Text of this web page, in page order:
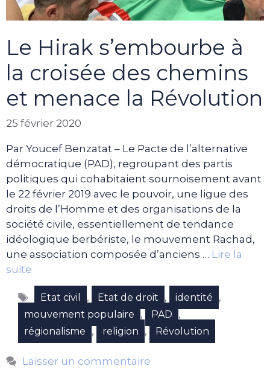
Le Hirak s’embourbe à
la croisée des chemins
et menace la Révolution
25 février 2020
Par Youcef Benzatat – Le Pacte de l’alternative
démocratique (PAD), regroupant des partis
politiques qui cohabitaient sournoisement avant
le 22 février 2019 avec le pouvoir, une ligue des
droits de l’Homme et des organisations de la
société civile, essentiellement de tendance
idéologique berbériste, le mouvement Rachad,
une association composée d’anciens … Lire la
suite
Étiquettes
Etat civil , Etat de droit , identité ,
mouvement populaire , PAD ,
régionalisme , religion , Révolution
Laisser un commentaire